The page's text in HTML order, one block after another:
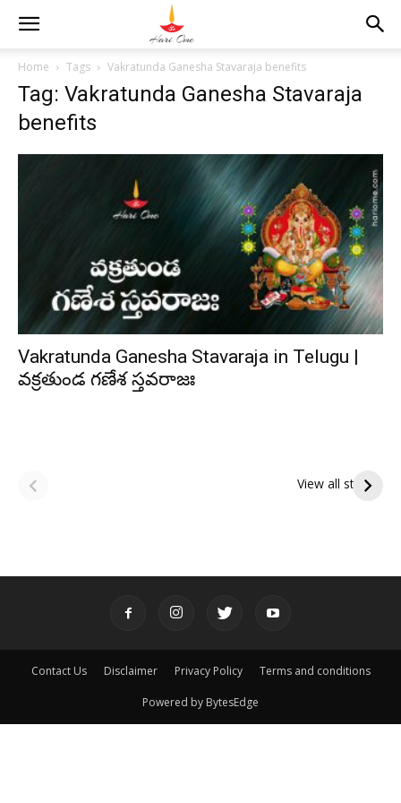
Home Tags Vakratunda Ganesha Stavaraja benefits
Tag: Vakratunda Ganesha Stavaraja
benefits
Vakratunda Ganesha Stavaraja in Telugu |
వక్రతుండ గణేశ స్తవరాజః
View all stories
పితృదేవతల ఆశీర్వాదం
ఇంద్రకీలాద్రి గిరి ప్రదక్షిణ
Contact Us Disclaimer Privacy Policy Terms and conditions
Powered by BytesEdge